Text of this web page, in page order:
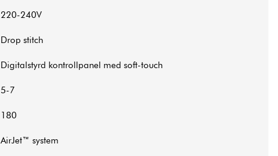
220-240V
Drop stitch
Digitalstyrd kontrollpanel med soft-touch
5-7
180
AirJet™ system